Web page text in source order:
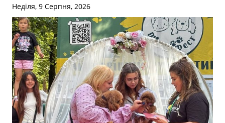
Неділя, 9 Серпня, 2026